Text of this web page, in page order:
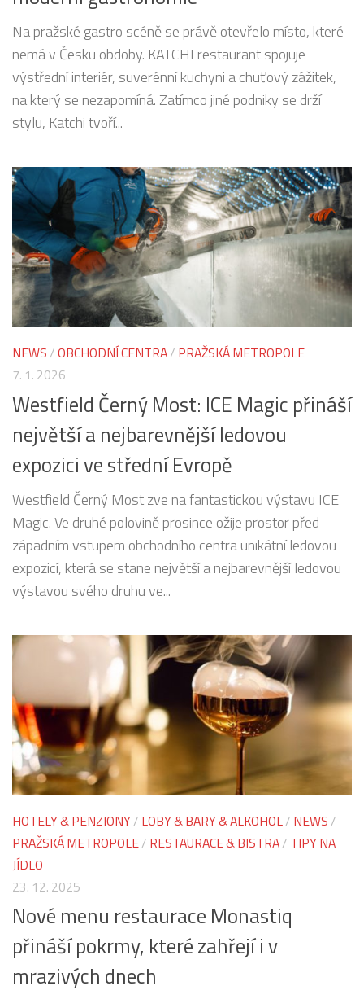
Na pražské gastro scéně se právě otevřelo místo, které
nemá v Česku obdoby. KATCHI restaurant spojuje
výstřední interiér, suverénní kuchyni a chuťový zážitek,
na který se nezapomíná. Zatímco jiné podniky se drží
stylu, Katchi tvoří...
NEWS /OBCHODNÍ CENTRA/ PRAŽSKÁ METROPOLE
7. 1. 2026
Westfield Černý Most: ICE Magic přináší
největší a nejbarevnější ledovou
expozici ve střední Evropě
Westfield Černý Most zve na fantastickou výstavu ICE
Magic. Ve druhé polovině prosince ožije prostor před
západním vstupem obchodního centra unikátní ledovou
expozicí, která se stane největší a nejbarevnější ledovou
výstavou svého druhu ve...
HOTELY & PENZIONY/ LOBY & BARY & ALKOHOL/ NEWS /
PRAŽSKÁ METROPOLE/ RESTAURACE & BISTRA/ TIPY NA
JÍDLO
23. 12. 2025
Nové menu restaurace Monastiq
přináší pokrmy, které zahřejí i v
mrazivých dnech